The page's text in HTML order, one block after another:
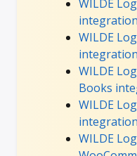
WILDE
integration
WILDE
integration
WILDE
Books
WILDE
integration
WILDE